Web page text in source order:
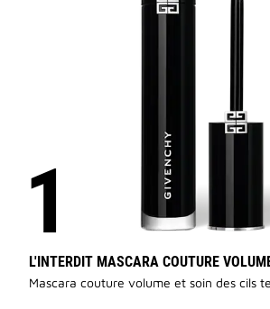
L'INTERDIT MASCARA COUTURE
Mascara couture volume et soin des cils